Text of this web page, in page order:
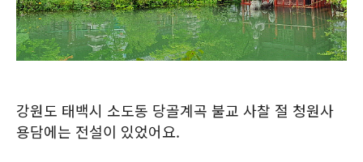
강원도 태백시 소도동 당골계곡 불교 사찰 절 청원사
용담에는 전설이 있었어요.